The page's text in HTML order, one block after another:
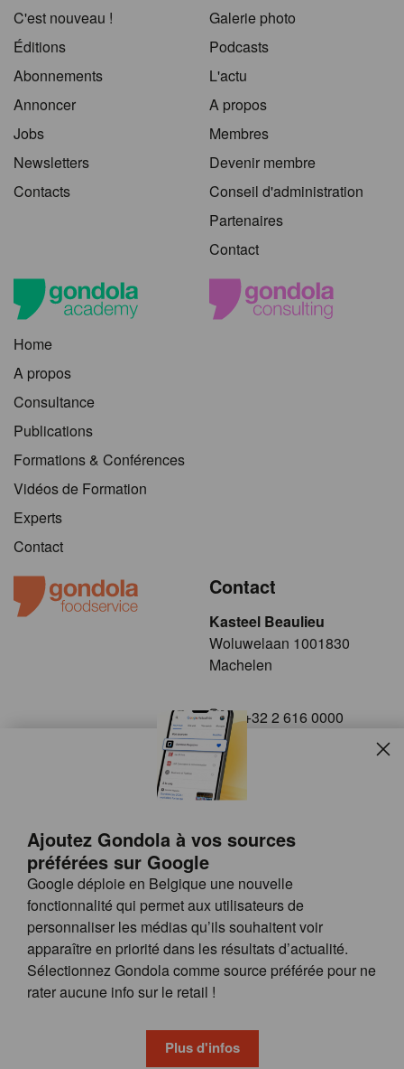
Ajoutez Gondola à vos sources
préférées sur Google
Google déploie en Belgique une nouvelle
fonctionnalité qui permet aux utilisateurs de
personnaliser les médias qu’ils souhaitent voir
apparaître en priorité dans les résultats d’actualité.
Sélectionnez Gondola comme source préférée pour ne
rater aucune info sur le retail !
Plus d'infos
C'est nouveau !
Éditions
Abonnements
Annoncer
Jobs
Newsletters
Contacts
Galerie photo
Podcasts
L'actu
A propos
Membres
Devenir membre
Conseil d'administration
Partenaires
Contact
Home
A propos
Consultance
Publications
Formations & Conférences
Vidéos de Formation
Experts
Contact
Contact
Kasteel Beaulieu
​​​Woluwelaan 1001830
Machelen
+32 2 616 0000
Follow us on
© GONDOLA GROUP
FAQ
CONDITIONS GÉNÉRALES
PRIVACY & COOKIE POLICY
wieni